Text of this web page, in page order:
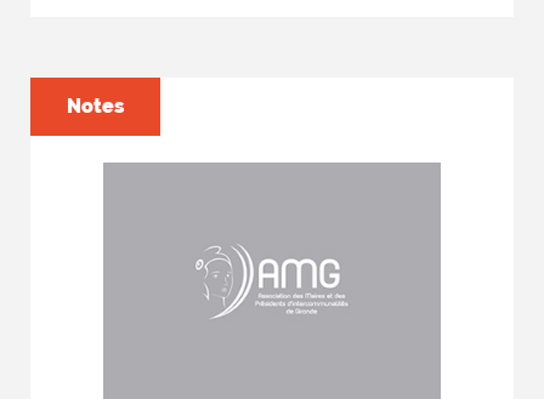
Notes